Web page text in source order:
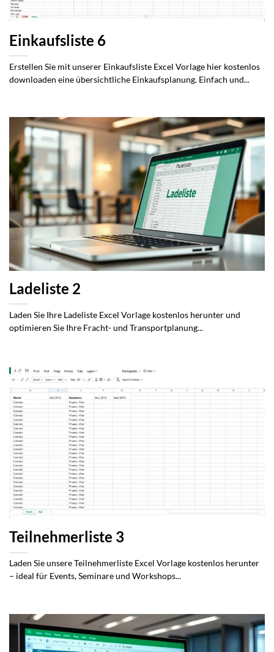
Einkaufsliste 6
Erstellen Sie mit unserer Einkaufsliste Excel Vorlage hier kostenlos
downloaden eine übersichtliche Einkaufsplanung. Einfach und...
Ladeliste 2
Laden Sie Ihre Ladeliste Excel Vorlage kostenlos herunter und
optimieren Sie Ihre Fracht- und Transportplanung...
Teilnehmerliste 3
Laden Sie unsere Teilnehmerliste Excel Vorlage kostenlos herunter
– ideal für Events, Seminare und Workshops...